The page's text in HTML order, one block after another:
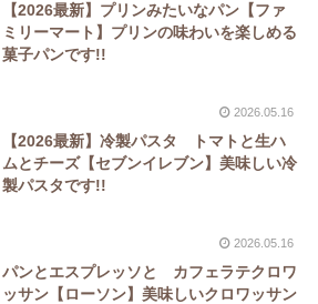
【2026最新】プリンみたいなパン【ファ
ミリーマート】プリンの味わいを楽しめる
菓子パンです!!
2026.05.16
【2026最新】冷製パスタ トマトと生ハ
ムとチーズ【セブンイレブン】美味しい冷
製パスタです!!
2026.05.16
パンとエスプレッソと カフェラテクロワ
ッサン【ローソン】美味しいクロワッサン